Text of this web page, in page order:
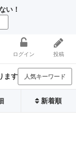
い！
ログイン 投稿
ます 人気キーワード
新着順